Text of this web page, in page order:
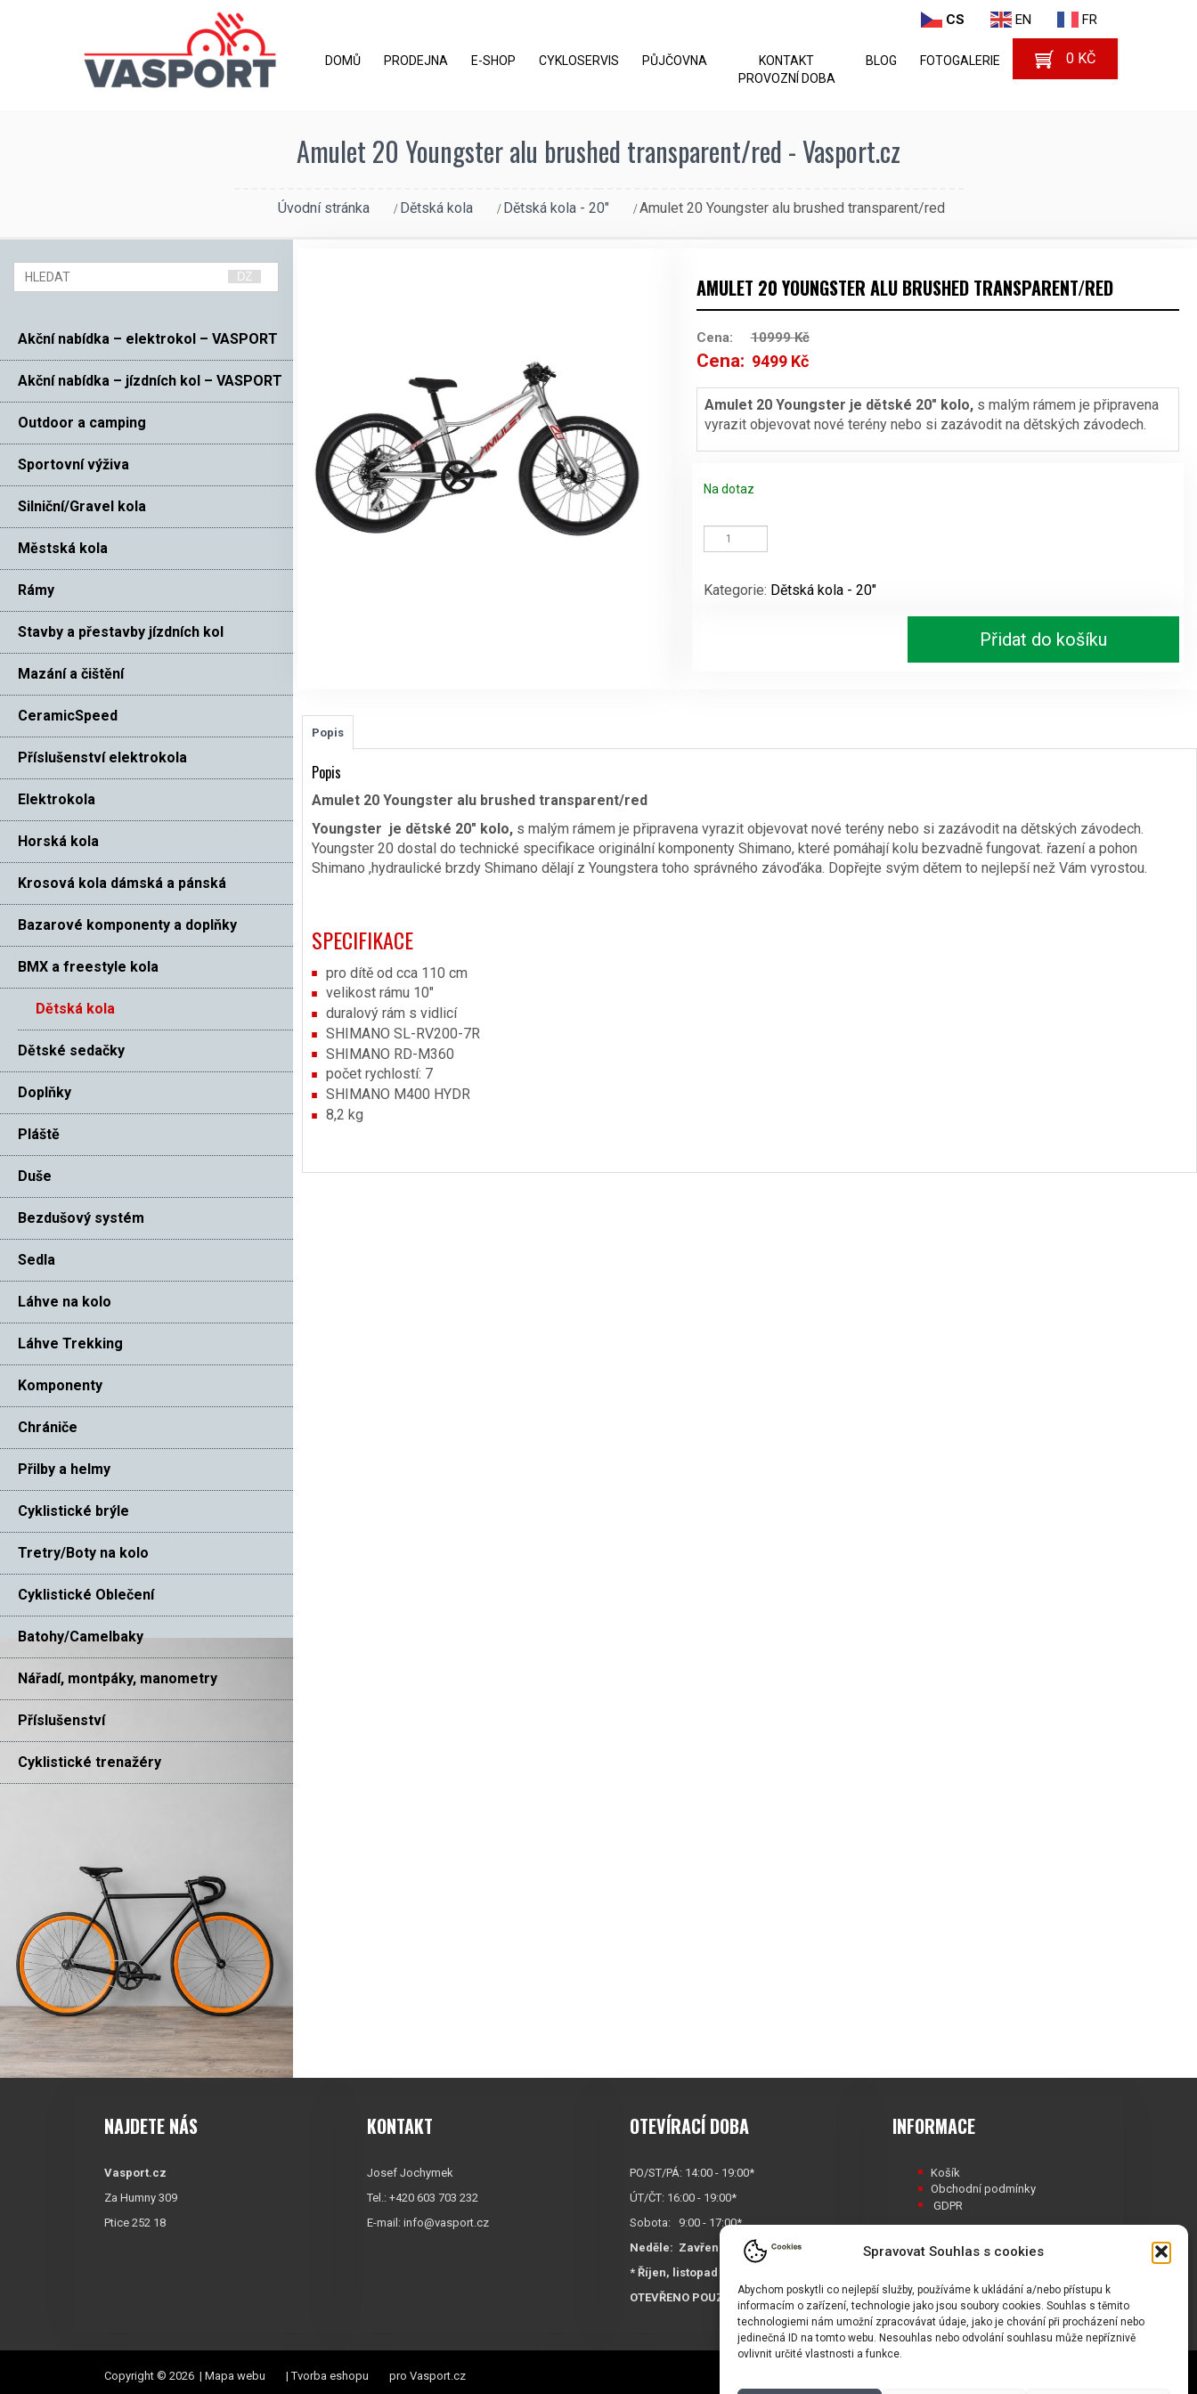
Spravovat Souhlas s cookies
Abychom poskytli co nejlepší služby, používáme k ukládání a/nebo přístupu k
informacím o zařízení, technologie jako jsou soubory cookies. Souhlas s těmito
technologiemi nám umožní zpracovávat údaje, jako je chování při procházení nebo
jedinečná ID na tomto webu. Nesouhlas nebo odvolání souhlasu může nepříznivě
ovlivnit určité vlastnosti a funkce.
CS EN FR
DOMŮ PRODEJNA E-SHOP CYKLOSERVIS PŮJČOVNA
KONTAKT
PROVOZNÍ DOBA
BLOG FOTOGALERIE 0 KČ
Amulet 20 Youngster alu brushed transparent/red - Vasport.cz
Úvodní stránka Dětská kola Dětská kola - 20" Amulet 20 Youngster alu brushed transparent/red
Akční nabídka – elektrokol – VASPORT
Akční nabídka – jízdních kol – VASPORT
Outdoor a camping
Sportovní výživa
Silniční/Gravel kola
Městská kola
Rámy
Stavby a přestavby jízdních kol
Mazání a čištění
CeramicSpeed
Příslušenství elektrokola
Elektrokola
Horská kola
Krosová kola dámská a pánská
Bazarové komponenty a doplňky
BMX a freestyle kola
Dětská kola
Dětské sedačky
Doplňky
Pláště
Duše
Bezdušový systém
Sedla
Láhve na kolo
Láhve Trekking
Komponenty
Chrániče
Přilby a helmy
Cyklistické brýle
Tretry/Boty na kolo
Cyklistické Oblečení
Batohy/Camelbaky
Nářadí, montpáky, manometry
Příslušenství
Cyklistické trenažéry
AMULET 20 YOUNGSTER ALU BRUSHED TRANSPARENT/RED
Cena: 10999Kč
Cena: Původní
cena
byla:
10999 Kč.
9499 Kč
cena
je:
9499 Kč.
Amulet 20 Youngster je dětské 20″ kolo, s malým rámem je připravena
vyrazit objevovat nové terény nebo si zazávodit na dětských závodech.
Na dotaz
Youngster
brushed
Kategorie: Dětská kola - 20"
Přidat do košíku
Popis
Popis
Amulet 20 Youngster alu brushed transparent/red
Youngster je dětské 20″ kolo, s malým rámem je připravena vyrazit objevovat nové terény nebo si zazávodit na dětských závodech.
Youngster 20 dostal do technické specifikace originální komponenty Shimano, které pomáhají kolu bezvadně fungovat. řazení a pohon
Shimano ,hydraulické brzdy Shimano dělají z Youngstera toho správného závoďáka. Dopřejte svým dětem to nejlepší než Vám vyrostou.
SPECIFIKACE
pro dítě od cca 110 cm
velikost rámu 10″
duralový rám s vidlicí
SHIMANO SL-RV200-7R
SHIMANO RD-M360
počet rychlostí: 7
SHIMANO M400 HYDR
8,2 kg
NAJDETE NÁS
Vasport.cz
Za Humny 309
Ptice 252 18
KONTAKT
Josef Jochymek
Tel.: +420 603 703 232
E-mail: info@vasport.cz
OTEVÍRACÍ DOBA
PO/ST/PÁ: 14:00 - 19:00*
ÚT/ČT: 16:00 - 19:00*
Sobota: 9:00 - 17:00*
Neděle: Zavřeno
* Říjen, listopad a prosinec
OTEVŘENO POUZE
PO/ST/PÁ
INFORMACE
Košík
Obchodní podmínky
GDPR
Copyright © 2026 | Mapa webu |Tvorba eshopu pro Vasport.cz